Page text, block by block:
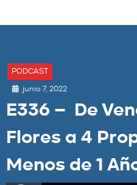
PODCAST
junio 7, 2022
E336 – De
Flores a 4
Menos de 1